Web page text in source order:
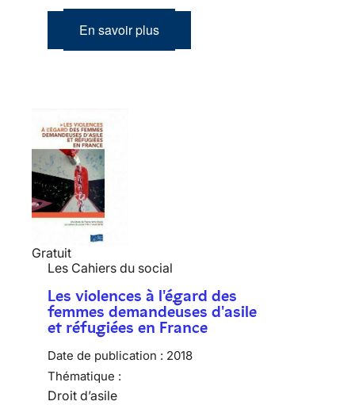
En savoir plus
Gratuit
Les Cahiers du social
Les violences à l'égard des
femmes demandeuses d'asile
et réfugiées en France
Date de publication : 2018
Thématique :
Droit d’asile